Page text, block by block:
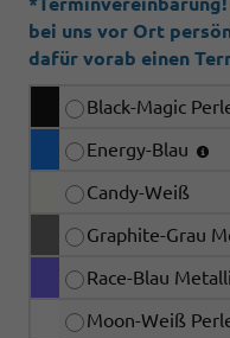
bei uns vor Ort
dafür vorab einen
Black-Magic
Energy-Blau
Candy-Weiß
Graphite-Grau
Race-Blau
Moon-Weiß